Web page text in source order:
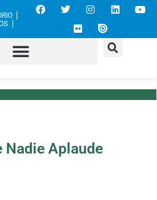
Nadie Aplaude